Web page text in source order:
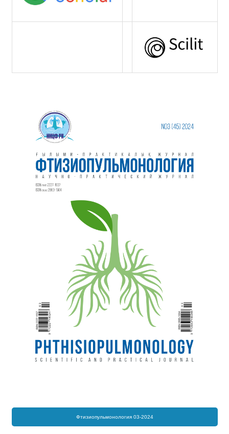
Фтизиопульмонология 03-2024